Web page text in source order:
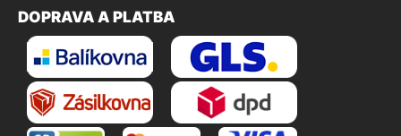
DOPRAVA A PLATBA